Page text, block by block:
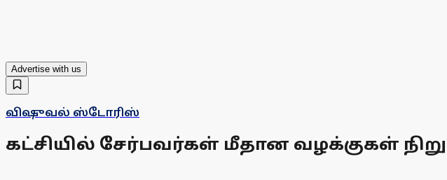
Advertise with us
விஷுவல் ஸ்டோரிஸ்
கட்சியில் சேர்பவர்கள் மீதான வழக்குகள்